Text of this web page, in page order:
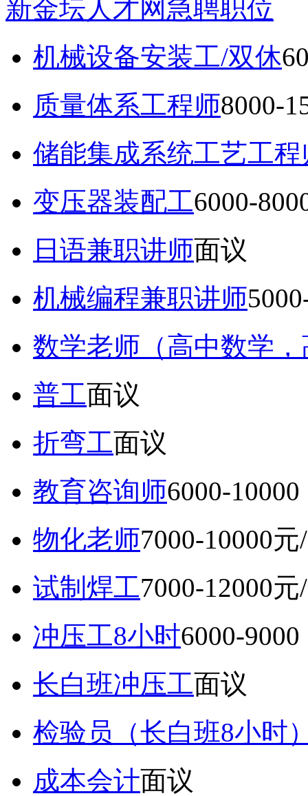
新金坛人才网急聘职位
机械设备安装工/双休
质量体系工程师8000-
储能集成系统工艺工程
变压器装配工6000-
日语兼职讲师面议
机械编程兼职讲师
数学老师（高中数学
普工面议
折弯工面议
教育咨询师6000-
物化老师7000-10000元
试制焊工7000-12000元
冲压工8小时6000-
长白班冲压工面议
检验员（长白班8小时
成本会计面议